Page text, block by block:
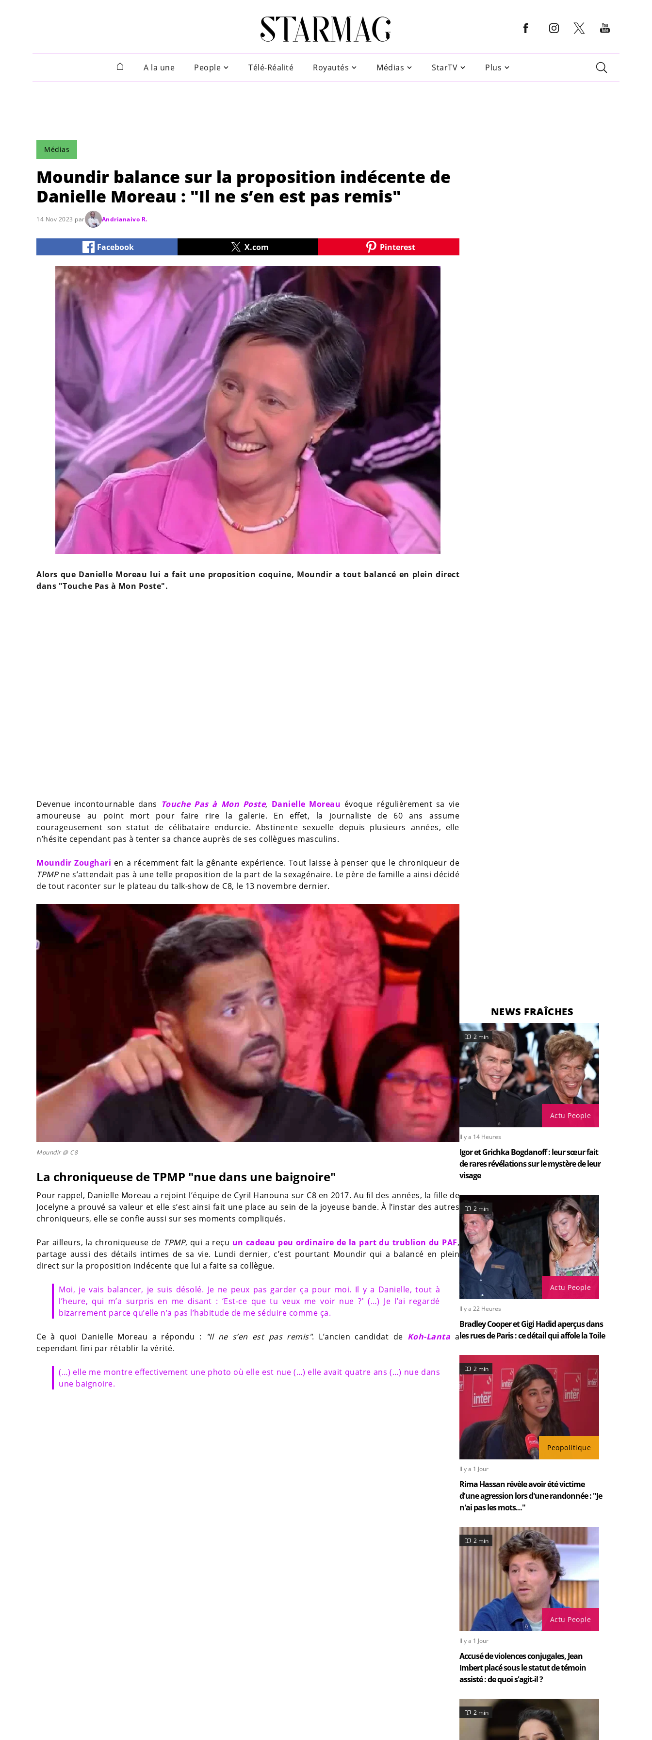
A la une People Télé-Réalité Royautés Médias StarTV Plus
Médias
Moundir balance sur la proposition indécente de
Danielle Moreau : "Il ne s’en est pas remis"
14 Nov 2023 par Andrianaivo R.
Facebook X.com Pinterest
Alors que Danielle Moreau lui a fait une proposition coquine, Moundir a tout balancé en plein direct
dans "Touche Pas à Mon Poste".
Devenue incontournable dans Touche Pas à Mon Poste, Danielle Moreau évoque régulièrement sa vie
amoureuse au point mort pour faire rire la galerie. En effet, la journaliste de 60 ans assume
courageusement son statut de célibataire endurcie. Abstinente sexuelle depuis plusieurs années, elle
n’hésite cependant pas à tenter sa chance auprès de ses collègues masculins.
Moundir Zoughari en a récemment fait la gênante expérience. Tout laisse à penser que le chroniqueur de
TPMPne s’attendait pas à une telle proposition de la part de la sexagénaire. Le père de famille a ainsi décidé
de tout raconter sur le plateau du talk-show de C8, le 13 novembre dernier.
Moundir @ C8
La chroniqueuse de TPMP "nue dans une baignoire"
Pour rappel, Danielle Moreau a rejoint l’équipe de Cyril Hanouna sur C8 en 2017. Au fil des années, la fille de
Jocelyne a prouvé sa valeur et elle s’est ainsi fait une place au sein de la joyeuse bande. À l’instar des autres
chroniqueurs, elle se confie aussi sur ses moments compliqués.
Par ailleurs, la chroniqueuse de TPMP, qui a reçu un cadeau peu ordinaire de la part du trublion du PAF,
partage aussi des détails intimes de sa vie. Lundi dernier, c’est pourtant Moundir qui a balancé en plein
direct sur la proposition indécente que lui a faite sa collègue.
Moi, je vais balancer, je suis désolé. Je ne peux pas garder ça pour moi. Il y a Danielle, tout à
l’heure, qui m’a surpris en me disant : ‘Est-ce que tu veux me voir nue ?' (…) Je l’ai regardé
bizarrement parce qu’elle n’a pas l’habitude de me séduire comme ça.
Ce à quoi Danielle Moreau a répondu : "Il ne s’en est pas remis". L’ancien candidat de Koh-Lanta a
cependant fini par rétablir la vérité.
(…) elle me montre effectivement une photo où elle est nue (…) elle avait quatre ans (…) nue dans
une baignoire.
NEWS FRAÎCHES
Actu People
2 min
Il y a 14 Heures
Igor et Grichka Bogdanoff : leur sœur fait
de rares révélations sur le mystère de leur
visage
Actu People
2 min
Il y a 22 Heures
Bradley Cooper et Gigi Hadid aperçus dans
les rues de Paris : ce détail qui affole la Toile
Peopolitique
2 min
Il y a 1 Jour
Rima Hassan révèle avoir été victime
d'une agression lors d'une randonnée : "Je
n'ai pas les mots…"
Actu People
2 min
Il y a 1 Jour
Accusé de violences conjugales, Jean
Imbert placé sous le statut de témoin
assisté : de quoi s'agit-il ?
2 min